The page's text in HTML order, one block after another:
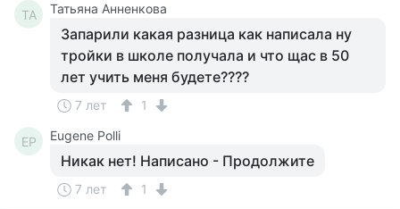
ТА Татьяна Анненкова
Запарили какая разница как написала ну
тройки в школе получала и что щас в 50
лет учить меня будете????
7 лет 1
EP Eugene Polli
Никак нет! Написано - Продолжите
7 лет 1